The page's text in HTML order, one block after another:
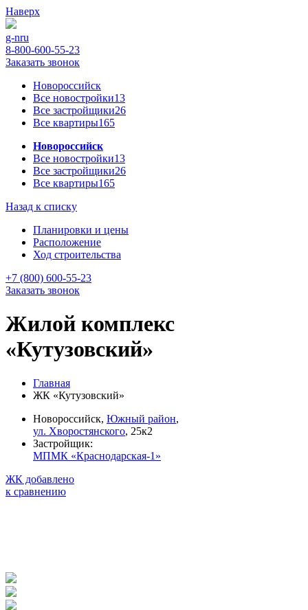
Наверх
g-nru
8-800-600-55-23
Заказать звонок
Новороссийск
Все новостройки13
Все застройщики26
Все квартиры165
Новороссийск
Все новостройки13
Все застройщики26
Все квартиры165
Назад к списку
Планировки и цены
Расположение
Ход строительства
+7 (800) 600-55-23
Заказать звонок
Жилой комплекс
«Кутузовский»
Главная
ЖК «Кутузовский»
Новороссийск, Южный район,
ул. Хворостянского, 25к2
Застройщик:
МПМК «Краснодарская-1»
ЖК добавлено
к сравнению